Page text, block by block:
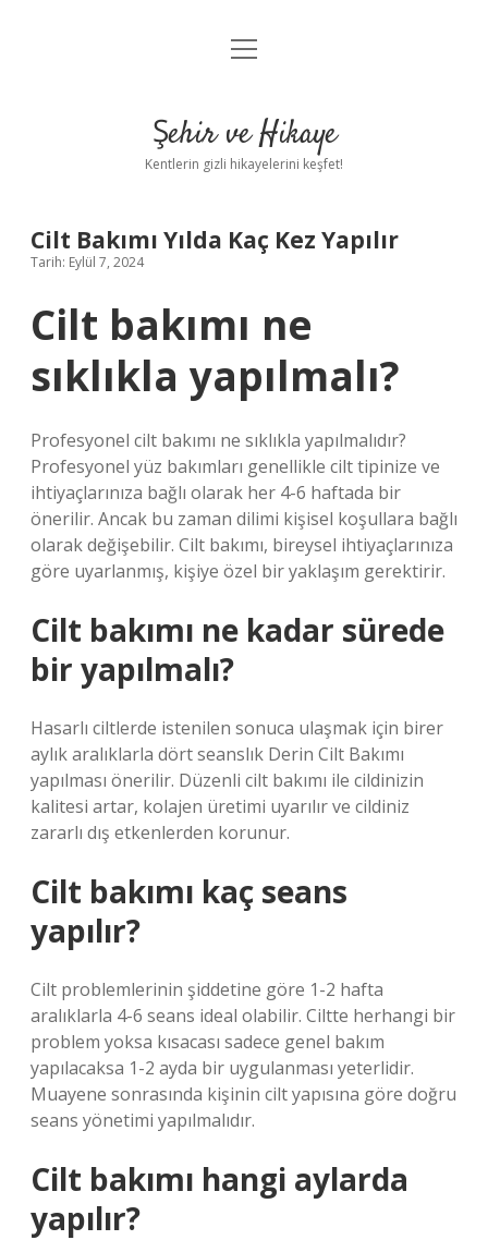
Anasayfa
Yasal Uyarı
menüyü
Şehir ve Hikaye
Kentlerin gizli hikayelerini keşfet!
Cilt Bakımı Yılda Kaç Kez Yapılır
Tarih: Eylül 7, 2024
Cilt bakımı ne
sıklıkla yapılmalı?
Profesyonel cilt bakımı ne sıklıkla yapılmalıdır?
Profesyonel yüz bakımları genellikle cilt tipinize ve
ihtiyaçlarınıza bağlı olarak her 4-6 haftada bir
önerilir. Ancak bu zaman dilimi kişisel koşullara bağlı
olarak değişebilir. Cilt bakımı, bireysel ihtiyaçlarınıza
göre uyarlanmış, kişiye özel bir yaklaşım gerektirir.
Cilt bakımı ne kadar sürede
bir yapılmalı?
Hasarlı ciltlerde istenilen sonuca ulaşmak için birer
aylık aralıklarla dört seanslık Derin Cilt Bakımı
yapılması önerilir. Düzenli cilt bakımı ile cildinizin
kalitesi artar, kolajen üretimi uyarılır ve cildiniz
zararlı dış etkenlerden korunur.
Cilt bakımı kaç seans
yapılır?
Cilt problemlerinin şiddetine göre 1-2 hafta
aralıklarla 4-6 seans ideal olabilir. Ciltte herhangi bir
problem yoksa kısacası sadece genel bakım
yapılacaksa 1-2 ayda bir uygulanması yeterlidir.
Muayene sonrasında kişinin cilt yapısına göre doğru
seans yönetimi yapılmalıdır.
Cilt bakımı hangi aylarda
yapılır?